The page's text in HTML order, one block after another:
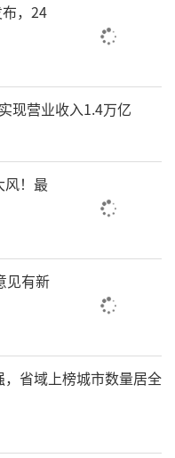
，24
现营业收入1.4万亿
风！最
见有新
省域上榜城市数量居全